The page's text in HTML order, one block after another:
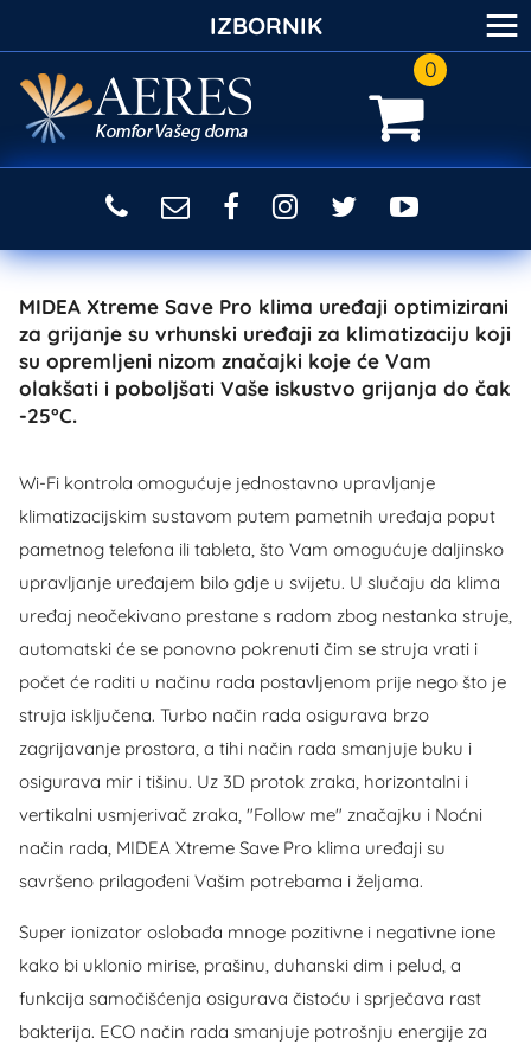
0
MIDEA Xtreme Save Pro klima uređaji optimizirani
za grijanje su vrhunski uređaji za klimatizaciju koji
su opremljeni nizom značajki koje će Vam
olakšati i poboljšati Vaše iskustvo grijanja do čak
-25°C.
Wi-Fi kontrola omogućuje jednostavno upravljanje
klimatizacijskim sustavom putem pametnih uređaja poput
pametnog telefona ili tableta, što Vam omogućuje daljinsko
upravljanje uređajem bilo gdje u svijetu. U slučaju da klima
uređaj neočekivano prestane s radom zbog nestanka struje,
automatski će se ponovno pokrenuti čim se struja vrati i
počet će raditi u načinu rada postavljenom prije nego što je
struja isključena. Turbo način rada osigurava brzo
zagrijavanje prostora, a tihi način rada smanjuje buku i
osigurava mir i tišinu. Uz 3D protok zraka, horizontalni i
vertikalni usmjerivač zraka, "Follow me" značajku i Noćni
način rada, MIDEA Xtreme Save Pro klima uređaji su
savršeno prilagođeni Vašim potrebama i željama.
Super ionizator oslobađa mnoge pozitivne i negativne ione
kako bi uklonio mirise, prašinu, duhanski dim i pelud, a
funkcija samočišćenja osigurava čistoću i sprječava rast
bakterija. ECO način rada smanjuje potrošnju energije za
IZBORNIK ≡